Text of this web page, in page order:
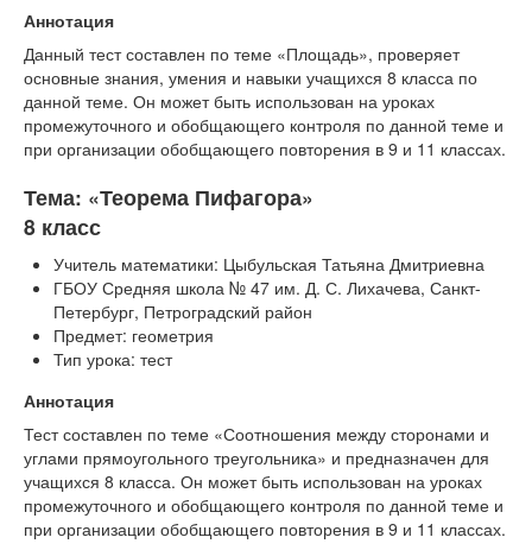
Аннотация
Данный тест составлен по теме «Площадь», проверяет
основные знания, умения и навыки учащихся 8 класса по
данной теме. Он может быть использован на уроках
промежуточного и обобщающего контроля по данной теме и
при организации обобщающего повторения в 9 и 11 классах.
Тема: «Теорема Пифагора»
8 класс
Учитель математики: Цыбульская Татьяна Дмитриевна
ГБОУ Средняя школа № 47 им. Д. С. Лихачева, Санкт-
Петербург, Петроградский район
Предмет: геометрия
Тип урока: тест
Аннотация
Тест составлен по теме «Соотношения между сторонами и
углами прямоугольного треугольника» и предназначен для
учащихся 8 класса. Он может быть использован на уроках
промежуточного и обобщающего контроля по данной теме и
при организации обобщающего повторения в 9 и 11 классах.